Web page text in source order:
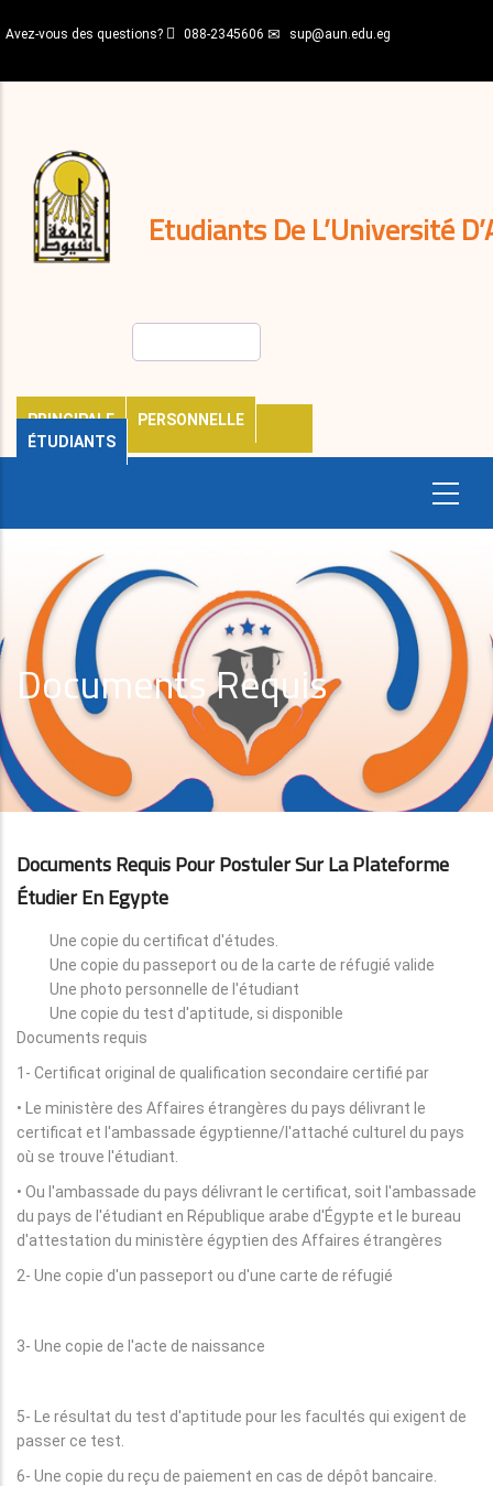
au
principal
Avez-vous des questions? 088-2345606 sup@aun.edu.eg
Etudiants De L’Université
PRINCIPALE
PERSONNELLE
ÉTUDIANTS
décisions
Expatriés
Journal
Documents Requis
Documents Requis Pour Postuler Sur La Plateforme
Étudier En Egypte
Une copie du certificat d'études.
Une copie du passeport ou de la carte de réfugié valide
Une photo personnelle de l'étudiant
Une copie du test d'aptitude, si disponible
Documents requis
1- Certificat original de qualification secondaire certifié par
• Le ministère des Affaires étrangères du pays délivrant le
certificat et l'ambassade égyptienne/l'attaché culturel du pays
où se trouve l'étudiant.
• Ou l'ambassade du pays délivrant le certificat, soit l'ambassade
du pays de l'étudiant en République arabe d'Égypte et le bureau
d'attestation du ministère égyptien des Affaires étrangères
2- Une copie d'un passeport ou d'une carte de réfugié
3- Une copie de l'acte de naissance
5- Le résultat du test d'aptitude pour les facultés qui exigent de
passer ce test.
6- Une copie du reçu de paiement en cas de dépôt bancaire.